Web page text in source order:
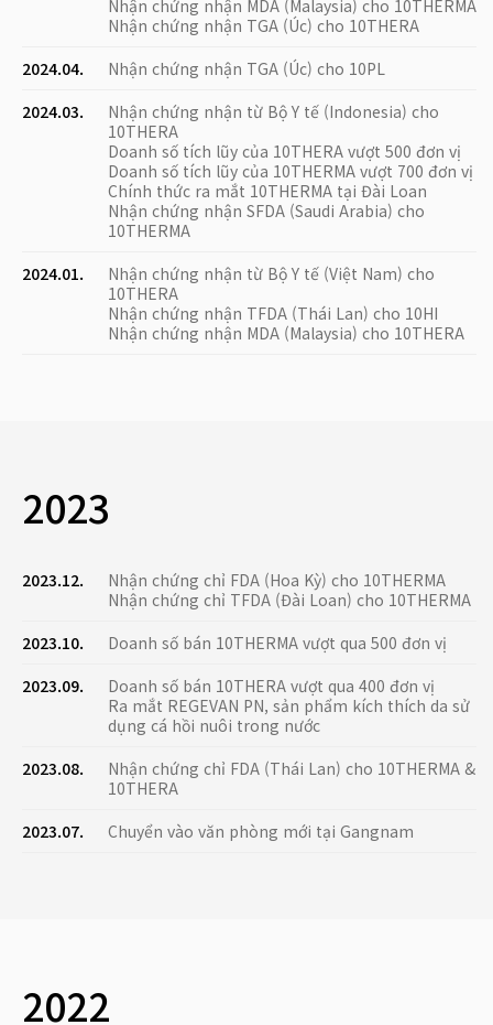
Nhận chứng nhận MDA (Malaysia) cho 10THERMA
Nhận chứng nhận TGA (Úc) cho 10THERA
2024.04.
Nhận chứng nhận TGA (Úc) cho 10PL
2024.03.
Nhận chứng nhận từ Bộ Y tế (Indonesia) cho
10THERA
Doanh số tích lũy của 10THERA vượt 500 đơn vị
Doanh số tích lũy của 10THERMA vượt 700 đơn vị
Chính thức ra mắt 10THERMA tại Đài Loan
Nhận chứng nhận SFDA (Saudi Arabia) cho
10THERMA
2024.01.
Nhận chứng nhận từ Bộ Y tế (Việt Nam) cho
10THERA
Nhận chứng nhận TFDA (Thái Lan) cho 10HI
Nhận chứng nhận MDA (Malaysia) cho 10THERA
2023
2023.12.
Nhận chứng chỉ FDA (Hoa Kỳ) cho 10THERMA
Nhận chứng chỉ TFDA (Đài Loan) cho 10THERMA
2023.10.
Doanh số bán 10THERMA vượt qua 500 đơn vị
2023.09.
Doanh số bán 10THERA vượt qua 400 đơn vị
Ra mắt REGEVAN PN, sản phẩm kích thích da sử
dụng cá hồi nuôi trong nước
2023.08.
Nhận chứng chỉ FDA (Thái Lan) cho 10THERMA &
10THERA
2023.07.
Chuyển vào văn phòng mới tại Gangnam
2022